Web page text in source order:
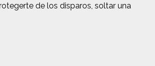
de los disparos, soltar una